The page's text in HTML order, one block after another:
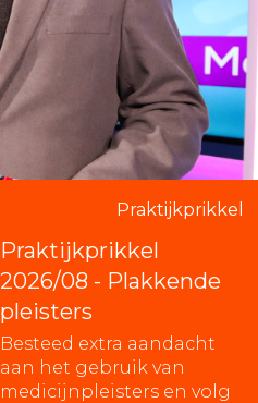
Praktijkprikkel
Praktijkprikkel
2026/08 - Plakkende
pleisters
Besteed extra aandacht
aan het gebruik van
medicijnpleisters en volg